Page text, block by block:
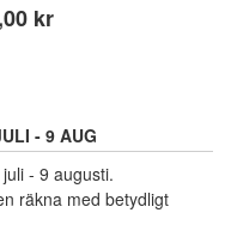
kr
- 9 AUG
- 9 augusti.
räkna med betydligt